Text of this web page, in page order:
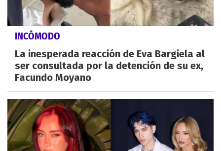
INCÓMODO
La inesperada reacción de Eva Bargiela al
ser consultada por la detención de su ex,
Facundo Moyano